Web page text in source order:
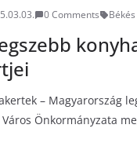
0 Comments
– Magyarország
Önkormányzata